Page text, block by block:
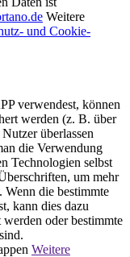
Weitere
und Cookie-
verwendest, können
werden (z. B. über
überlassen
die Verwendung
Technologien selbst
um mehr
Wenn die bestimmte
kann dies dazu
oder bestimmte
Weitere